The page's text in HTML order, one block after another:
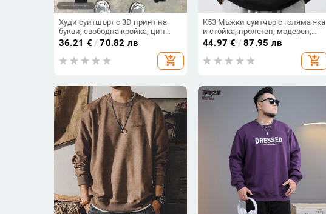
Худи суитшърт с 3D принт на
букви, свободна кройка, цип
отпред, триизмерен джоб с
апликация
36.21 € /70.82 лв
add_shopping_cart
K53 Мъжки суитчър с голяма яка
и стойка, пролетен, модерен,
японски стил, плюс размер,
дебел мъж, пуловер, тънък, с
дълъг ръкав
44.97 € /87.95 лв
add_shopping_cart